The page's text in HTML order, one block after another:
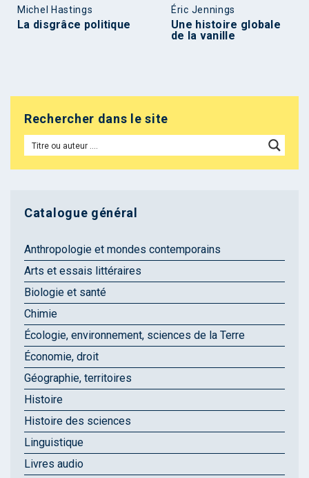
Michel Hastings
La disgrâce politique
Éric Jennings
Une histoire globale
de la vanille
Rechercher dans le site
Catalogue général
Anthropologie et mondes contemporains
Arts et essais littéraires
Biologie et santé
Chimie
Écologie, environnement, sciences de la Terre
Économie, droit
Géographie, territoires
Histoire
Histoire des sciences
Linguistique
Livres audio